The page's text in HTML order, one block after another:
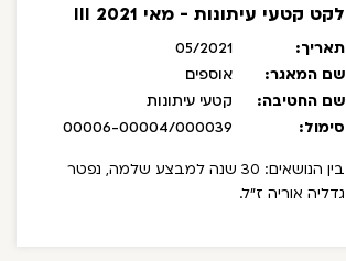
לקט קטעי עיתונות - מאי 2021 III
תאריך:
05/2021
שם המאגר:
אוספים
שם החטיבה:
קטעי עיתונות
סימול:
00006-00004/000039
בין הנושאים: 30 שנה למבצע שלמה, נפטר
גדליה אוריה ז"ל.